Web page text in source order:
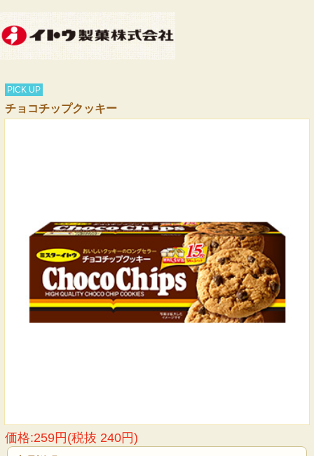
PICK UP
チョコチップクッキー
価格:259円(税抜 240円)